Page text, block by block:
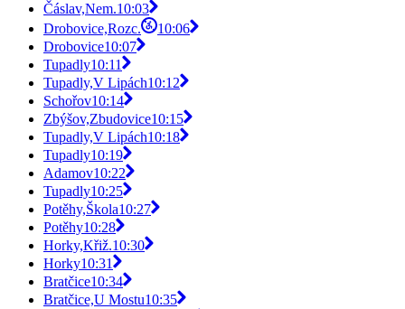
Čáslav,Nem.10:03
Drobovice,Rozc.
10:06
Drobovice10:07
Tupadly10:11
Tupadly,V Lipách10:12
Schořov10:14
Zbýšov,Zbudovice10:15
Tupadly,V Lipách10:18
Tupadly10:19
Adamov10:22
Tupadly10:25
Potěhy,Škola10:27
Potěhy10:28
Horky,Křiž.10:30
Horky10:31
Bratčice10:34
Bratčice,U Mostu10:35